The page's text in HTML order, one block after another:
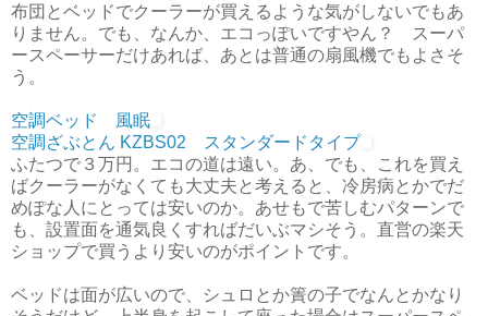
布団とベッドでクーラーが買えるような気がしないでもあ
りません。でも、なんか、エコっぽいですやん？ スーパ
ースペーサーだけあれば、あとは普通の扇風機でもよさそ
う。
空調ベッド 風眠
空調ざぶとん KZBS02 スタンダードタイプ
ふたつで３万円。エコの道は遠い。あ、でも、これを買え
ばクーラーがなくても大丈夫と考えると、冷房病とかでだ
めぽな人にとっては安いのか。あせもで苦しむパターンで
も、設置面を通気良くすればだいぶマシそう。直営の楽天
ショップで買うより安いのがポイントです。
ベッドは面が広いので、シュロとか簀の子でなんとかなり